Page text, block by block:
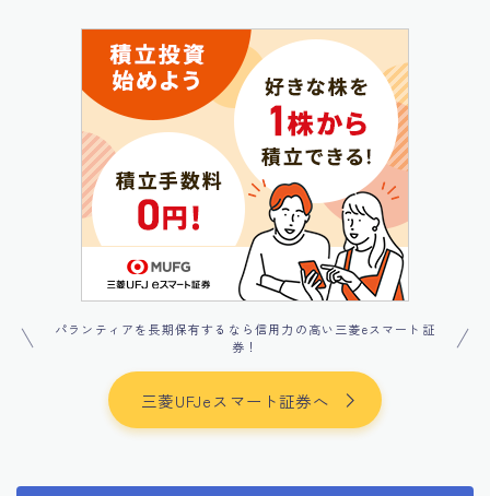
パランティアを長期保有するなら信用力の高い三菱eスマート証
券！
三菱UFJeスマート証券へ